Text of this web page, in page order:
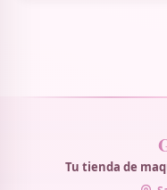
Tu tienda de